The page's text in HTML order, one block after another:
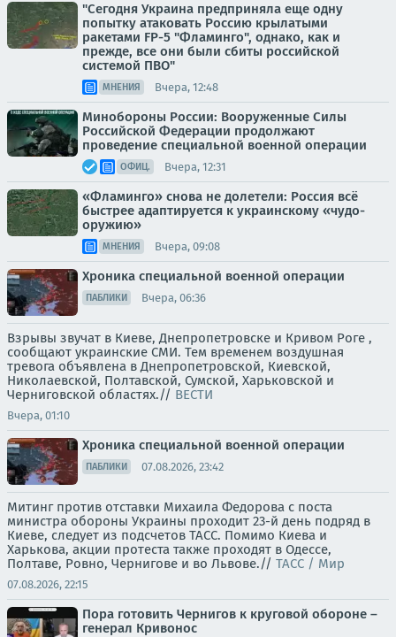
"Сегодня Украина предприняла еще одну
попытку атаковать Россию крылатыми
ракетами FP-5 "Фламинго", однако, как и
прежде, все они были сбиты российской
системой ПВО"
МНЕНИЯ Вчера, 12:48
Минобороны России: Вооруженные Силы
Российской Федерации продолжают
проведение специальной военной операции
ОФИЦ. Вчера, 12:31
«Фламинго» снова не долетели: Россия всё
быстрее адаптируется к украинскому «чудо-
оружию»
МНЕНИЯ Вчера, 09:08
Хроника специальной военной операции
ПАБЛИКИ Вчера, 06:36
Взрывы звучат в Киеве, Днепропетровске и Кривом Роге ,
сообщают украинские СМИ. Тем временем воздушная
тревога объявлена в Днепропетровской, Киевской,
Николаевской, Полтавской, Сумской, Харьковской и
Черниговской областях.// ВЕСТИ
Вчера, 01:10
Хроника специальной военной операции
ПАБЛИКИ 07.08.2026, 23:42
Митинг против отставки Михаила Федорова с поста
министра обороны Украины проходит 23-й день подряд в
Киеве, следует из подсчетов ТАСС. Помимо Киева и
Харькова, акции протеста также проходят в Одессе,
Полтаве, Ровно, Чернигове и во Львове.// ТАСС / Мир
07.08.2026, 22:15
Пора готовить Чернигов к круговой обороне –
генерал Кривонос